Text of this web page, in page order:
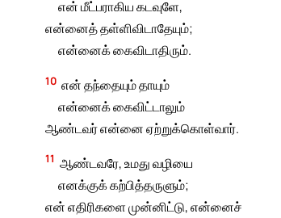
என் மீட்பராகிய கடவுளே,
என்னைத் தள்ளிவிடாதேயும்;
என்னைக் கைவிடாதிரும்.
10 என் தந்தையும் தாயும்
என்னைக் கைவிட்டாலும்
ஆண்டவர் என்னை ஏற்றுக்கொள்வார்.
11 ஆண்டவரே, உமது வழியை
எனக்குக் கற்பித்தருளும்;
என் எதிரிகளை முன்னிட்டு, என்னைச்